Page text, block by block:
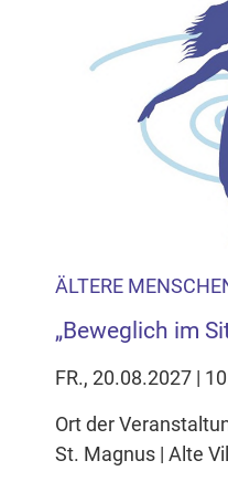
ÄLTERE
„Beweglich im
FR., 20.08.2027 |
Ort der
St. Magnus | Alte